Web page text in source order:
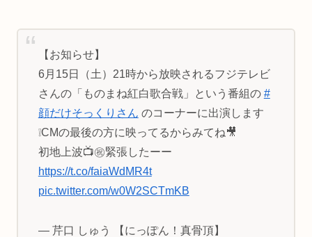
【お知らせ】
6月15日（土）21時から放映されるフジテレビ
さんの「ものまね紅白歌合戦」という番組の #
顔だけそっくりさん のコーナーに出演します
❕CMの最後の方に映ってるからみてね🎥
初地上波📺㊗️緊張したーー
https://t.co/faiaWdMR4t
pic.twitter.com/w0W2SCTmKB
— 芹口 しゅう 【にっぽん！真骨頂】